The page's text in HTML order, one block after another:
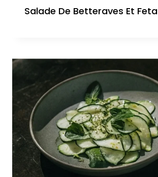
Salade De Betteraves Et Feta